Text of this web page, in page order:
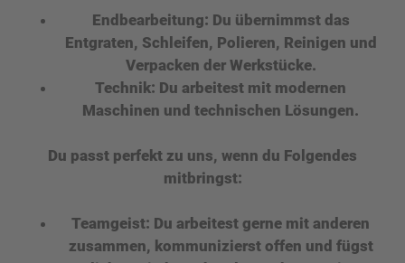
Endbearbeitung: Du übernimmst das
Entgraten, Schleifen, Polieren, Reinigen und
Verpacken der Werkstücke.
Technik: Du arbeitest mit modernen
Maschinen und technischen Lösungen.
Du passt perfekt zu uns, wenn du Folgendes
mitbringst:
Teamgeist: Du arbeitest gerne mit anderen
zusammen, kommunizierst offen und fügst